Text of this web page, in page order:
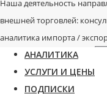
Наша деятельность
внешней торговлей:
аналитика импорта /
АНАЛИТИКА
УСЛУГИ И ЦЕНЫ
ПОДПИСКИ